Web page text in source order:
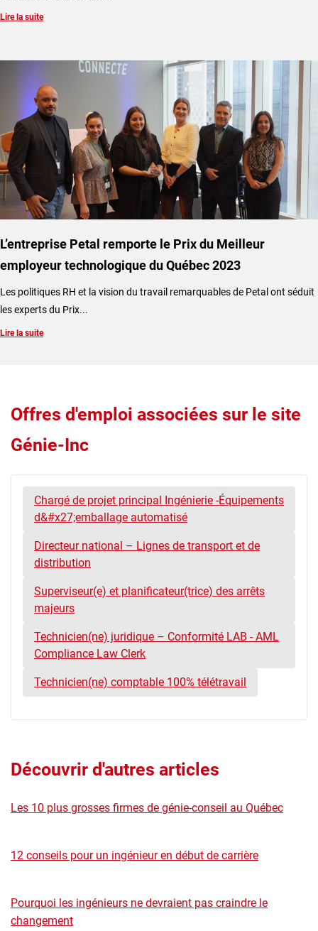
Lire la suite
L’entreprise Petal remporte le Prix du Meilleur
employeur technologique du Québec 2023
Les politiques RH et la vision du travail remarquables de Petal ont séduit
les experts du Prix...
Lire la suite
Offres d'emploi associées sur le site
Génie-Inc
Chargé de projet principal Ingénierie -Équipements
d&#x27;emballage automatisé
Directeur national – Lignes de transport et de
distribution
Superviseur(e) et planificateur(trice) des arrêts
majeurs
Technicien(ne) juridique – Conformité LAB - AML
Compliance Law Clerk
Technicien(ne) comptable 100% télétravail
Découvrir d'autres articles
Les 10 plus grosses firmes de génie-conseil au Québec
12 conseils pour un ingénieur en début de carrière
Pourquoi les ingénieurs ne devraient pas craindre le
changement